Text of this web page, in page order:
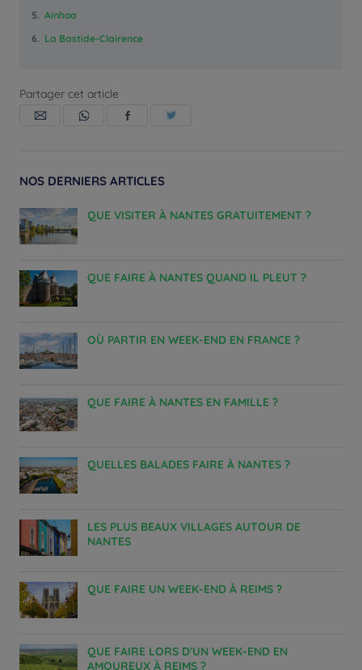
5. Ainhoa
6. La Bastide-Clairence
Partager cet article
NOS DERNIERS ARTICLES
QUE VISITER À NANTES GRATUITEMENT ?
QUE FAIRE À NANTES QUAND IL PLEUT ?
OÙ PARTIR EN WEEK-END EN FRANCE ?
QUE FAIRE À NANTES EN FAMILLE ?
QUELLES BALADES FAIRE À NANTES ?
LES PLUS BEAUX VILLAGES AUTOUR DE
NANTES
QUE FAIRE UN WEEK-END À REIMS ?
QUE FAIRE LORS D'UN WEEK-END EN
AMOUREUX À REIMS ?